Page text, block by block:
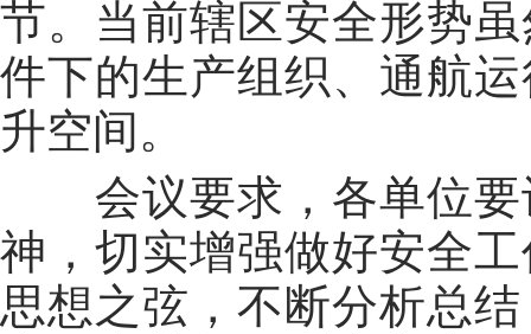
节。当前辖区安全形势
件下的生产组织、通航
升空间。
会议要求，各单位要
神，切实增强做好安全
思想之弦，不断分析总